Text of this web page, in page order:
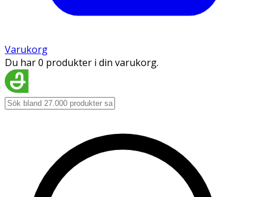
Varukorg
Du har 0 produkter i din varukorg.